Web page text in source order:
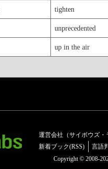
tighten
unprecedented
up in the air
運営会社（サイボウズ・
新着ブック(RSS)
言語
Copyright © 2008-